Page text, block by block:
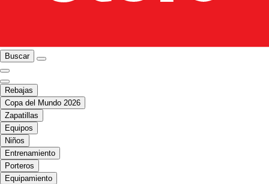
Buscar
Rebajas
Copa del Mundo 2026
Zapatillas
Equipos
Niños
Entrenamiento
Porteros
Equipamiento